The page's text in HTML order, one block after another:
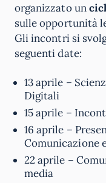
organizzato un
sulle opportunità
Gli incontri si
seguenti date:
13 aprile –
Digitali
15 aprile –
16 aprile –
Comunicazione
22 aprile –
media